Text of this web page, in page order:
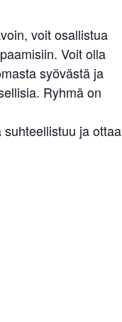
voit osallistua
Voit olla
syövästä ja
Ryhmä on
ja ottaa